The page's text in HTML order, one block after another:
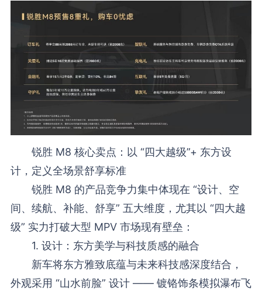
锐胜 M8 核心卖点：以 “四大越级”+ 东方设
计，定义全场景舒享标准
锐胜 M8 的产品竞争力集中体现在 “设计、空
间、续航、补能、舒享” 五大维度，尤其以 “四大越
级” 实力打破大型 MPV 市场现有壁垒：
1. 设计：东方美学与科技质感的融合
新车将东方雅致底蕴与未来科技感深度结合，
外观采用 “山水前脸” 设计 —— 镀铬饰条模拟瀑布飞